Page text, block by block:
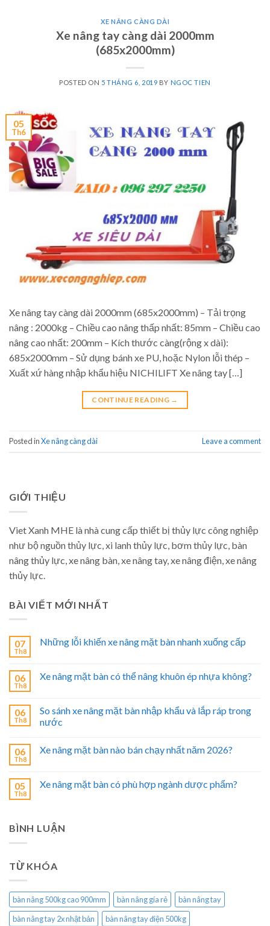
XE NÂNG CÀNG DÀI
Xe nâng tay càng dài 2000mm
(685x2000mm)
POSTED ON 5 THÁNG 6, 2019 BY NGOC TIEN
05
Th6
Xe nâng tay càng dài 2000mm (685x2000mm) – Tải trọng
nâng : 2000kg – Chiều cao nâng thấp nhất: 85mm – Chiều cao
nâng cao nhất: 200mm – Kích thước càng(rộng x dài):
685x2000mm – Sử dụng bánh xe PU, hoặc Nylon lỗi thép –
Xuất xứ hàng nhập khẩu hiệu NICHILIFT Xe nâng tay […]
CONTINUE READING →
Posted inXe nâng càng dài Leave a comment
GIỚI THIỆU
Viet Xanh MHE là nhà cung cấp thiết bị thủy lực công nghiệp
như bộ nguồn thủy lực, xi lanh thủy lực, bơm thủy lực, bàn
nâng thủy lực, xe nâng bàn, xe nâng tay, xe nâng điện, xe nâng
thủy lực.
BÀI VIẾT MỚI NHẤT
07
Th8
Những lỗi khiến xe nâng mặt bàn nhanh xuống cấp
06
Th8
Xe nâng mặt bàn có thể nâng khuôn ép nhựa không?
06
Th8
So sánh xe nâng mặt bàn nhập khẩu và lắp ráp trong
nước
06
Th8
Xe nâng mặt bàn nào bán chạy nhất năm 2026?
05
Th8
Xe nâng mặt bàn có phù hợp ngành dược phẩm?
BÌNH LUẬN
TỪ KHÓA
bàn nâng 500kg cao 900mm bàn nâng gía rẻ
bàn nâng tay
bàn nâng tay 2x nhật bản
bàn nâng tay điện 500kg